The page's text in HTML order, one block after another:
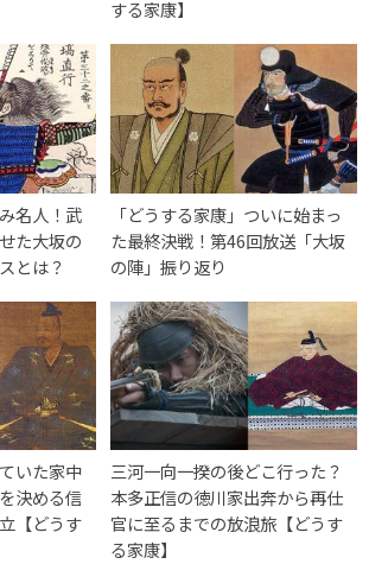
する家康】
名人！武
た大坂の
とは？
「どうする家康」ついに始まっ
た最終決戦！第46回放送「大坂
の陣」振り返り
いた家中
決める信
【どうす
三河一向一揆の後どこ行った？
本多正信の徳川家出奔から再仕
官に至るまでの放浪旅【どうす
る家康】